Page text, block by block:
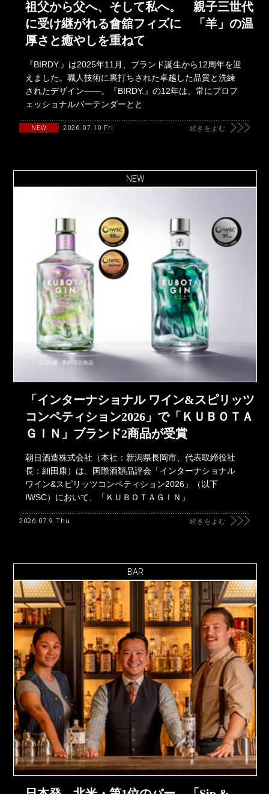
祖父から父へ、そして私へ。 親子三世代
に受け継がれる會舘フィズに 「羊」の温
厚さと癒やしを重ねて
『BIRDY.』は2025年11月、ブランド誕生から12周年を迎
えました。職人技術に裏打ちされた卓越した品質と洗練
されたデザイン――。『BIRDY.』の12年は、常にプロフ
ェッショナルバーテンダーとと
NEW 2026.07.10 Fri 続きをよむ
NEW
「インターナショナル ワイン&スピリッツ
コンペティション2026」で「ＫＵＢＯＴＡ
ＧＩＮ」ブランド2商品が受賞
朝日酒造株式会社（本社：新潟県長岡市、代表取締役社
長：細田康）は、国際酒類品評会「インターナショナル
ワイン&スピリッツコンペティション2026」（以下
IWSC）において、「ＫＵＢＯＴＡＧＩＮ」
2026.07.9 Thu 続きをよむ
BAR